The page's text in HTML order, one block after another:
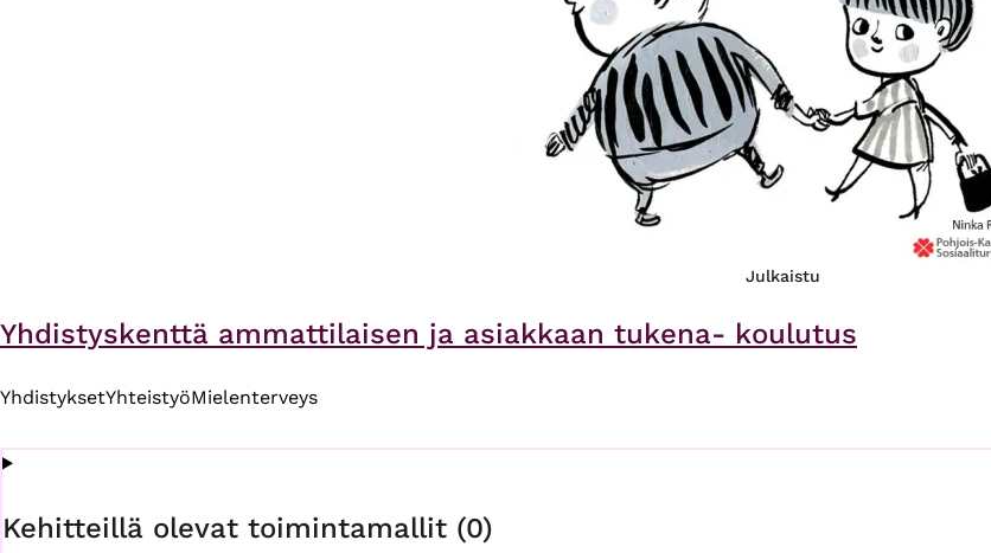
Julkaistu
Yhdistyskenttä ammattilaisen ja asiakkaan tukena- koulutus
YhdistyksetYhteistyöMielenterveys
Kehitteillä olevat toimintamallit (0)